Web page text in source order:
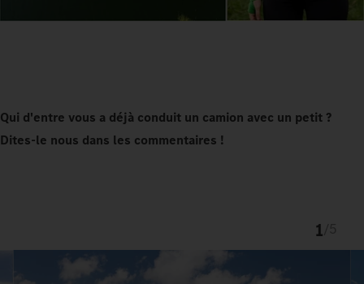
Qui d'entre vous a déjà conduit un camion avec un petit ?
Dites-le nous dans les commentaires !
1